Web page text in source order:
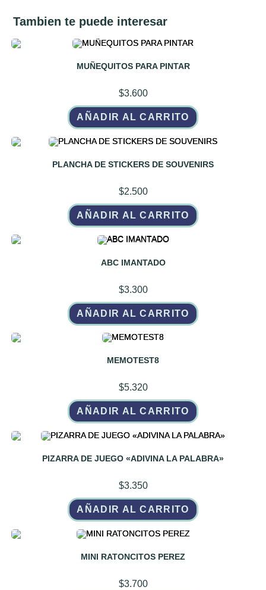
Tambien te puede interesar
MUÑEQUITOS PARA PINTAR
$3.600
AÑADIR AL CARRITO
PLANCHA DE STICKERS DE SOUVENIRS
$2.500
AÑADIR AL CARRITO
ABC IMANTADO
$3.300
AÑADIR AL CARRITO
MEMOTEST8
$5.320
AÑADIR AL CARRITO
PIZARRA DE JUEGO «ADIVINA LA PALABRA»
$3.350
AÑADIR AL CARRITO
MINI RATONCITOS PEREZ
$3.700